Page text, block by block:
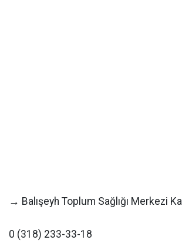
→ Balışeyh Toplum Sağlığı Merkezi
0 (318) 233-33-18